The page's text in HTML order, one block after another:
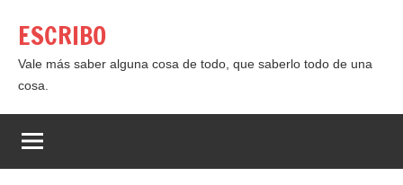
contenido
ESCRIBO
Vale más saber alguna cosa de todo, que saberlo todo de una
cosa.